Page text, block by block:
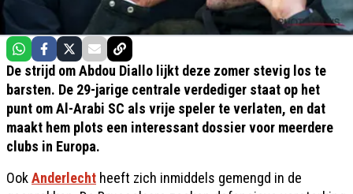
De strijd om Abdou Diallo lijkt deze zomer stevig los te
barsten. De 29-jarige centrale verdediger staat op het
punt om Al-Arabi SC als vrije speler te verlaten, en dat
maakt hem plots een interessant dossier voor meerdere
clubs in Europa.
OokAnderlecht heeft zich inmiddels gemengd in de